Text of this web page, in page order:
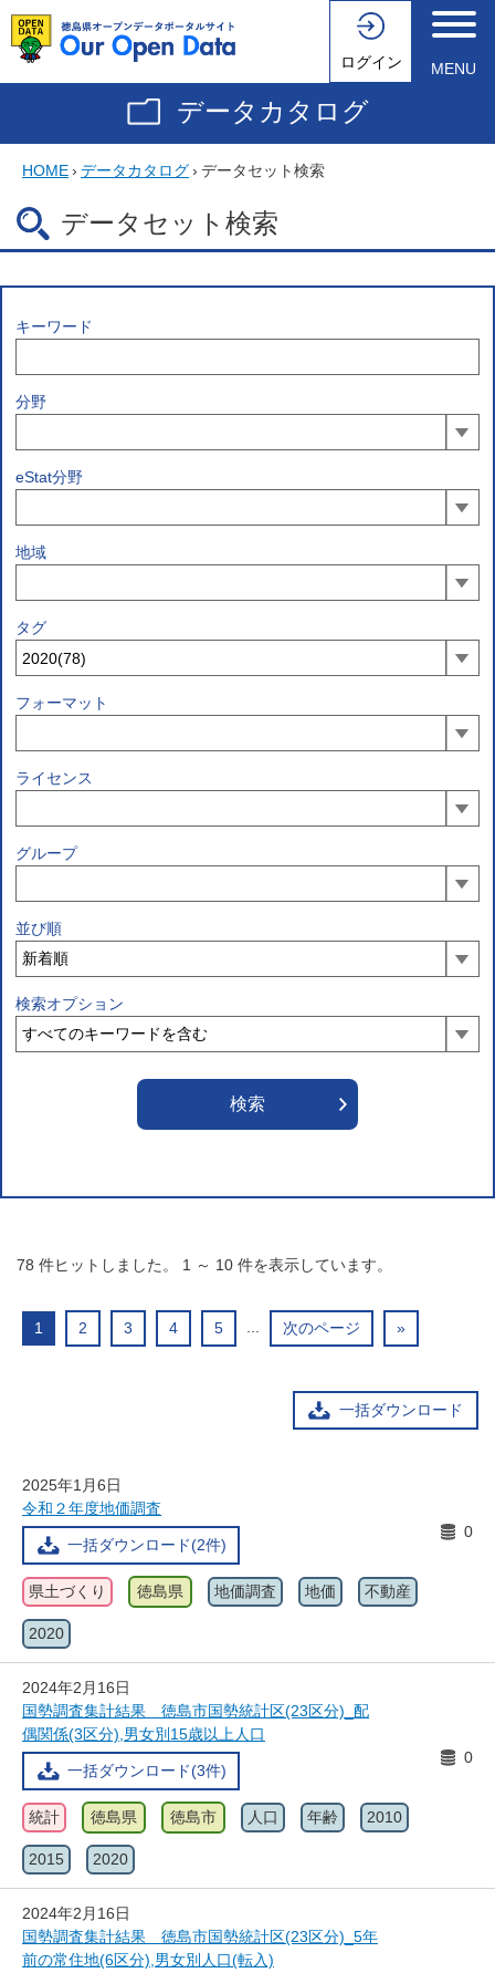
ログイン MENU
データカタログ
HOME› データカタログ› データセット検索
データセット検索
キーワード
分野
eStat分野
地域
タグ
フォーマット
ライセンス
グループ
並び順
検索オプション
78 件ヒットしました。 1 ～ 10 件を表示しています。
1 2 3 4 5 ... 次のページ »
一括ダウンロード
2025年1月6日
令和２年度地価調査
一括ダウンロード(2件)
0
県土づくり 徳島県 地価調査 地価 不動産
2020
2024年2月16日
国勢調査集計結果 徳島市国勢統計区(23区分)_配
偶関係(3区分),男女別15歳以上人口
一括ダウンロード(3件)
0
統計 徳島県 徳島市 人口 年齢 2010
2015 2020
2024年2月16日
国勢調査集計結果 徳島市国勢統計区(23区分)_5年
前の常住地(6区分),男女別人口(転入)